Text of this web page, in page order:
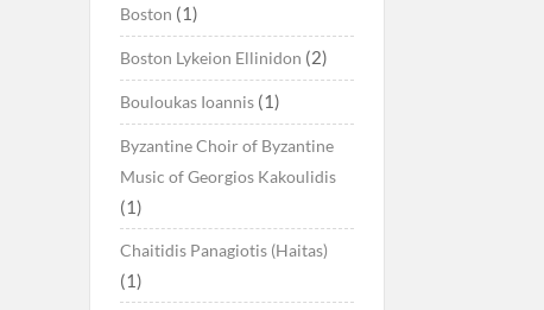
Boston (1)
Boston Lykeion Ellinidon (2)
Bouloukas Ioannis(1)
Byzantine Choir of Byzantine
Music of Georgios Kakoulidis
(1)
Chaitidis Panagiotis (Haitas)
(1)